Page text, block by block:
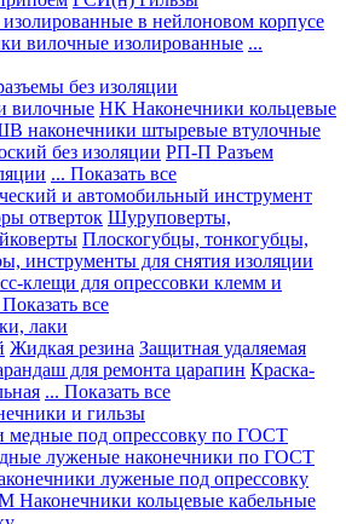
в нейлоновом корпусе
вилочные изолированные ...
без изоляции
вилочные НК Наконечники кольцевые
наконечники штыревые втулочные
без изоляции РП-П Разъем
... Показать все
и автомобильный инструмент
отверток Шуруповерты,
Плоскогубцы, тонкогубцы,
инструменты для снятия изоляции
клещи для опрессовки клемм и
все
лаки
Жидкая резина Защитная удаляемая
для ремонта царапин Краска-
... Показать все
и гильзы
медные под опрессовку по ГОСТ
луженые наконечники по ГОСТ
луженые под опрессовку
Наконечники кольцевые кабельные